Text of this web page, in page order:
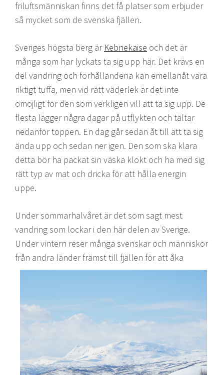
friluftsmänniskan finns det få platser som erbjuder
så mycket som de svenska fjällen.
Sveriges högsta berg är Kebnekaise och det är
många som har lyckats ta sig upp här. Det krävs en
del vandring och förhållandena kan emellanåt vara
riktigt tuffa, men vid rätt väderlek är det inte
omöjligt för den som verkligen vill att ta sig upp. De
flesta lägger några dagar på utflykten och tältar
nedanför toppen. En dag går sedan åt till att ta sig
ända upp och sedan ner igen. Den som ska klara
detta bör ha packat sin väska klokt och ha med sig
rätt typ av mat och dricka för att hålla energin
uppe.
Under sommarhalvåret är det som sagt mest
vandring som lockar i den här delen av Sverige.
Under vintern reser många svenskar och människor
från andra länder främst till fjällen för att åka